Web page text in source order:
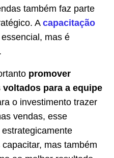
também faz parte
A capacitação
mas é
promover
para a equipe
o investimento trazer
vendas, esse
mas também